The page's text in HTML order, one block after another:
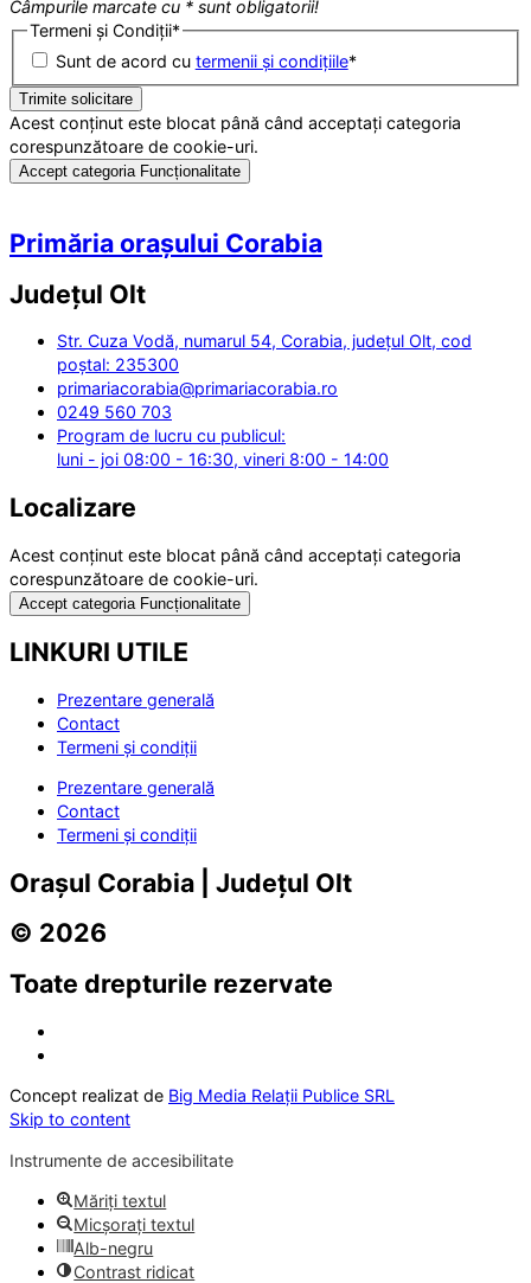
Câmpurile marcate cu * sunt obligatorii!
Termeni și Condiții*
Sunt de acord cu termenii și condițiile*
Acest conținut este blocat până când acceptați categoria
corespunzătoare de cookie-uri.
Accept categoria Funcționalitate
Primăria orașului Corabia
Județul Olt
Str. Cuza Vodă, numarul 54, Corabia, județul Olt, cod
poștal: 235300
primariacorabia@primariacorabia.ro
0249 560 703
Program de lucru cu publicul:
luni - joi 08:00 - 16:30, vineri 8:00 - 14:00
Localizare
Acest conținut este blocat până când acceptați categoria
corespunzătoare de cookie-uri.
Accept categoria Funcționalitate
LINKURI UTILE
Prezentare generală
Contact
Termeni și condiții
Prezentare generală
Contact
Termeni și condiții
Orașul Corabia | Județul Olt
© 2026
Toate drepturile rezervate
Concept realizat de Big Media Relații Publice SRL
Skip to content
Instrumente de accesibilitate
Măriți textul
Micșorați textul
Alb-negru
Contrast ridicat